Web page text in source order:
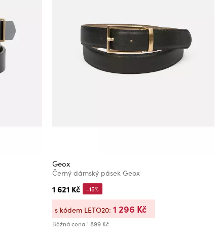
Geox
Černý dámský pásek Geox
1 621 Kč
Běžná cena1 899 Kč
-15%
s kódem LETO20: 1 296 Kč